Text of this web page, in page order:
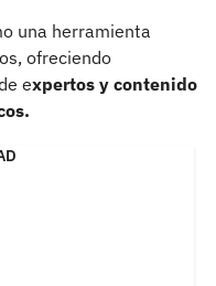
una herramienta
ofreciendo
expertos y contenido